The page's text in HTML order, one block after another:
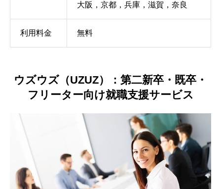
大阪，京都，兵庫，滋賀，奈良
利用料金 無料
ウズウズ（UZUZ）：第二新卒・既卒・
フリーター向け就職支援サービス